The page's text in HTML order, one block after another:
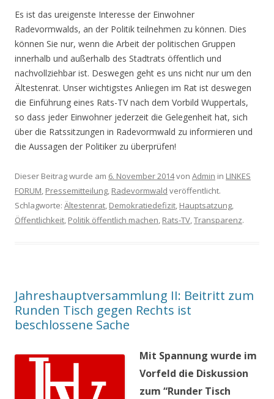
Es ist das ureigenste Interesse der Einwohner
Radevormwalds, an der Politik teilnehmen zu können. Dies
können Sie nur, wenn die Arbeit der politischen Gruppen
innerhalb und außerhalb des Stadtrats öffentlich und
nachvollziehbar ist. Deswegen geht es uns nicht nur um den
Ältestenrat. Unser wichtigstes Anliegen im Rat ist deswegen
die Einführung eines Rats-TV nach dem Vorbild Wuppertals,
so dass jeder Einwohner jederzeit die Gelegenheit hat, sich
über die Ratssitzungen in Radevormwald zu informieren und
die Aussagen der Politiker zu überprüfen!
Dieser Beitrag wurde am 6. November 2014von Admin in LINKES
FORUM, Pressemitteilung, Radevormwald veröffentlicht.
Schlagworte: Ältestenrat, Demokratiedefizit, Hauptsatzung,
Öffentlichkeit, Politik öffentlich machen, Rats-TV,Transparenz.
Jahreshauptversammlung II: Beitritt zum
Runden Tisch gegen Rechts ist
beschlossene Sache
Mit Spannung wurde im
Vorfeld die Diskussion
zum “Runder Tisch